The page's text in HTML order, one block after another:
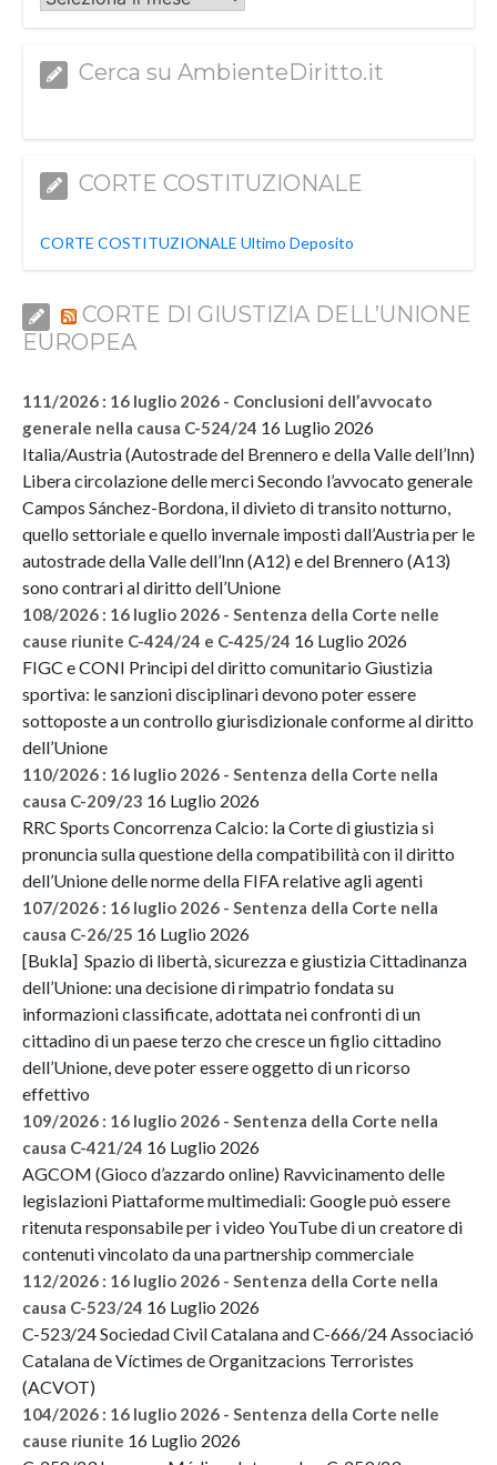
Cerca su AmbienteDiritto.it
CORTE COSTITUZIONALE
CORTE COSTITUZIONALE Ultimo Deposito
CORTE DI GIUSTIZIA DELL’UNIONE
EUROPEA
111/2026 : 16 luglio 2026 - Conclusioni dell’avvocato
generale nella causa C-524/24 16 Luglio 2026
Italia/Austria (Autostrade del Brennero e della Valle dell’Inn)
Libera circolazione delle merci Secondo l’avvocato generale
Campos Sánchez-Bordona, il divieto di transito notturno,
quello settoriale e quello invernale imposti dall’Austria per le
autostrade della Valle dell’Inn (A12) e del Brennero (A13)
sono contrari al diritto dell’Unione
108/2026 : 16 luglio 2026 - Sentenza della Corte nelle
cause riunite C-424/24 e C-425/24 16 Luglio 2026
FIGC e CONI Principi del diritto comunitario Giustizia
sportiva: le sanzioni disciplinari devono poter essere
sottoposte a un controllo giurisdizionale conforme al diritto
dell’Unione
110/2026 : 16 luglio 2026 - Sentenza della Corte nella
causa C-209/23 16 Luglio 2026
RRC Sports Concorrenza Calcio: la Corte di giustizia si
pronuncia sulla questione della compatibilità con il diritto
dell’Unione delle norme della FIFA relative agli agenti
107/2026 : 16 luglio 2026 - Sentenza della Corte nella
causa C-26/25 16 Luglio 2026
[Bukla] Spazio di libertà, sicurezza e giustizia Cittadinanza
dell’Unione: una decisione di rimpatrio fondata su
informazioni classificate, adottata nei confronti di un
cittadino di un paese terzo che cresce un figlio cittadino
dell’Unione, deve poter essere oggetto di un ricorso
effettivo
109/2026 : 16 luglio 2026 - Sentenza della Corte nella
causa C-421/24 16 Luglio 2026
AGCOM (Gioco d’azzardo online) Ravvicinamento delle
legislazioni Piattaforme multimediali: Google può essere
ritenuta responsabile per i video YouTube di un creatore di
contenuti vincolato da una partnership commerciale
112/2026 : 16 luglio 2026 - Sentenza della Corte nella
causa C-523/24 16 Luglio 2026
C-523/24 Sociedad Civil Catalana and C-666/24 Associació
Catalana de Víctimes de Organitzacions Terroristes
(ACVOT)
104/2026 : 16 luglio 2026 - Sentenza della Corte nelle
cause riunite 16 Luglio 2026